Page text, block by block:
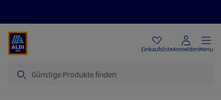
EinkaufslisteAnmeldenMenu